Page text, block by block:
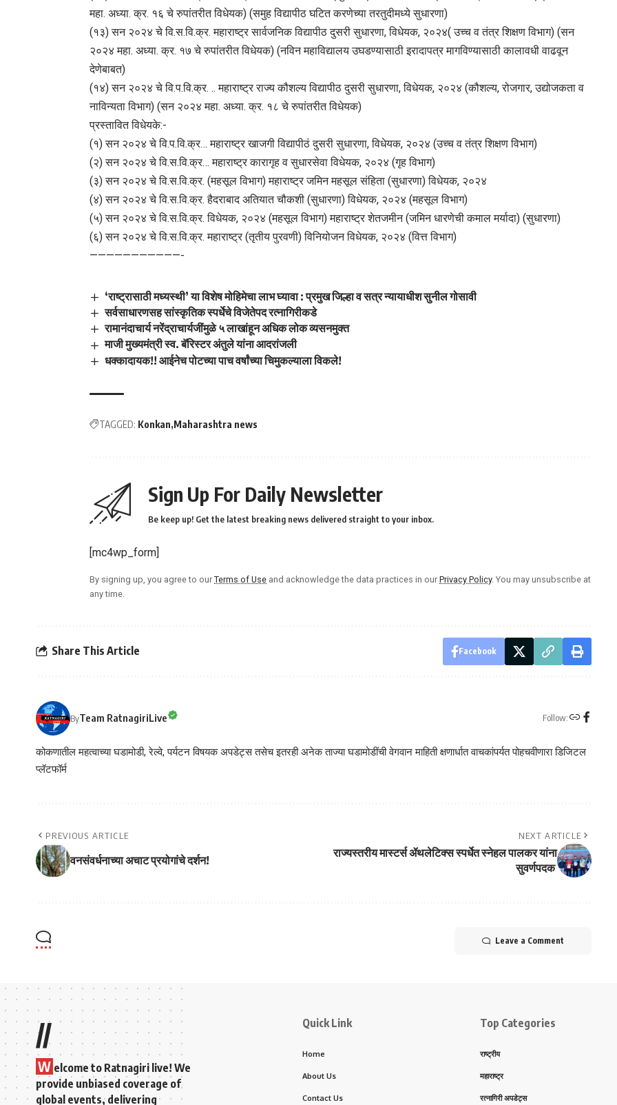
महा. अध्या. क्र. १६ चे रुपांतरीत विधेयक) (समुह विद्यापीठ घटित करणेच्या तरतुदीमध्ये सुधारणा)
(१३) सन २०२४ चे वि.स.वि.क्र. महाराष्ट्र सार्वजनिक विद्यापीठ दुसरी सुधारणा, विधेयक, २०२४( उच्च व तंत्र शिक्षण विभाग) (सन
२०२४ महा. अध्या. क्र. १७ चे रुपांतरीत विधेयक) (नविन महाविद्यालय उघडण्यासाठी इरादापत्र मागविण्यासाठी कालावधी वाढवून
देणेबाबत)
(१४) सन २०२४ चे वि.प.वि.क्र. .. महाराष्ट्र राज्य कौशल्य विद्यापीठ दुसरी सुधारणा, विधेयक, २०२४ (कौशल्य, रोजगार, उद्योजकता व
नाविन्यता विभाग) (सन २०२४ महा. अध्या. क्र. १८ चे रुपांतरीत विधेयक)
प्रस्तावित विधेयके:-
(१) सन २०२४ चे वि.प.वि.क्र… महाराष्ट्र खाजगी विद्यापीठं दुसरी सुधारणा, विधेयक, २०२४ (उच्च व तंत्र शिक्षण विभाग)
(२) सन २०२४ चे वि.स.वि.क्र… महाराष्ट्र कारागृह व सुधारसेवा विधेयक, २०२४ (गृह विभाग)
(३) सन २०२४ चे वि.स.वि.क्र. (महसूल विभाग) महाराष्ट्र जमिन महसूल संहिता (सुधारणा) विधेयक, २०२४
(४) सन २०२४ चे वि.स.वि.क्र. हैदराबाद अतियात चौकशी (सुधारणा) विधेयक, २०२४ (महसूल विभाग)
(५) सन २०२४ चे वि.स.वि.क्र. विधेयक, २०२४ (महसूल विभाग) महाराष्ट्र शेतजमीन (जमिन धारणेची कमाल मर्यादा) (सुधारणा)
(६) सन २०२४ चे वि.स.वि.क्र. महाराष्ट्र (तृतीय पुरवणी) विनियोजन विधेयक, २०२४ (वित्त विभाग)
———————————-
‘राष्ट्रासाठी मध्यस्थी’ या विशेष मोहिमेचा लाभ घ्यावा : प्रमुख जिल्हा व सत्र न्यायाधीश सुनील गोसावी
सर्वसाधारणसह सांस्कृतिक स्पर्धेचे विजेतेपद रत्नागिरीकडे
रामानंदाचार्य नरेंद्राचार्यजींमुळे ५ लाखांहून अधिक लोक व्यसनमुक्त
माजी मुख्यमंत्री स्व. बॅरिस्टर अंतुले यांना आदरांजली
धक्कादायक!! आईनेच पोटच्या पाच वर्षांच्या चिमुकल्याला विकले!
TAGGED: Konkan Maharashtra news
Sign Up For Daily Newsletter
Be keep up! Get the latest breaking news delivered straight to your inbox.
[mc4wp_form]
By signing up, you agree to our Terms of Use and acknowledge the data practices in our Privacy Policy. You may unsubscribe at
any time.
Share This Article Facebook
ByTeam RatnagiriLive Follow:
कोकणातील महत्वाच्या घडामोडी, रेल्वे, पर्यटन विषयक अपडेट्स तसेच इतरही अनेक ताज्या घडामोडींची वेगवान माहिती क्षणार्धात वाचकांपर्यत पोहचवीणारा डिजिटल
प्लॅटफॉर्म
PREVIOUS ARTICLE
वनसंवर्धनाच्या अचाट प्रयोगांचे दर्शन!
NEXT ARTICLE
राज्यस्तरीय मास्टर्स ॲथलेटिक्स स्पर्धेत स्नेहल पालकर यांना
सुवर्णपदक
Leave a Comment
//
W elcome to Ratnagiri live! We
provide unbiased coverage of
global events, delivering
Quick Link
Home
About Us
Contact Us
Top Categories
राष्ट्रीय
महाराष्ट्र
रत्नागिरी अपडेट्स